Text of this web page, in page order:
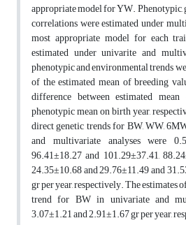
appropriate model for YW.
correlations were estimated under
most appropriate model for each
estimated under univarite and
phenotypic and environmental trends
of the estimated mean of breeding
difference between estimated
phenotypic mean on birth year,
direct genetic trends for BW, WW,
and multivariate analyses were
96.41±18.27 and 101.29±37.41,
24.35±10.68 and 29.76±11.49 and
gr per year, respectively. The estimates
trend for BW in univariate and
3.07±1.21 and 2.91±1.67 gr per year,